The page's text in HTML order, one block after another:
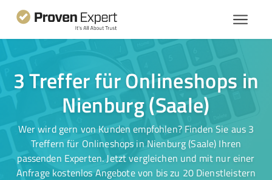
3 Treffer für Onlineshops in
Nienburg (Saale)
Wer wird gern von Kunden empfohlen? Finden Sie aus 3
Treffern für Onlineshops in Nienburg (Saale) Ihren
passenden Experten. Jetzt vergleichen und mit nur einer
Anfrage kostenlos Angebote von bis zu 20 Dienstleistern